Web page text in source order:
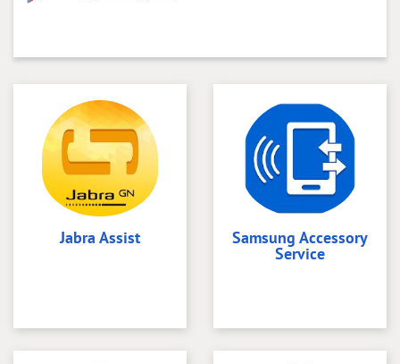
Jabra Assist Samsung Accessory
Service